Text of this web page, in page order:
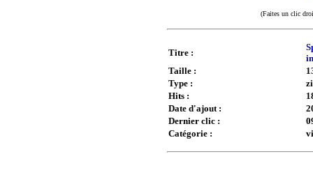
(Faites un clic
Titre :
Taille :
Type :
Hits :
Date d'ajout :
Dernier clic :
Catégorie :